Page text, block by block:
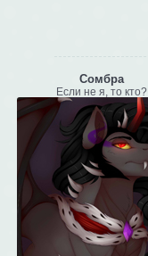
Сомбра
Если не я, то кто?